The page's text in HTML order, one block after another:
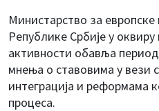
Министарство за
Републике Србије у
активности обавља
мнења о ставовима у вези
интеграција и реформама
процеса.